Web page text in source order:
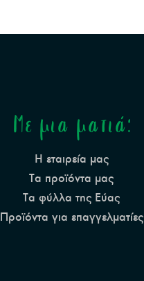
Με μια ματιά:
Η εταιρεία μας
Τα προϊόντα μας
Τα φύλλα της Εύας
Προϊόντα για επαγγελματίες